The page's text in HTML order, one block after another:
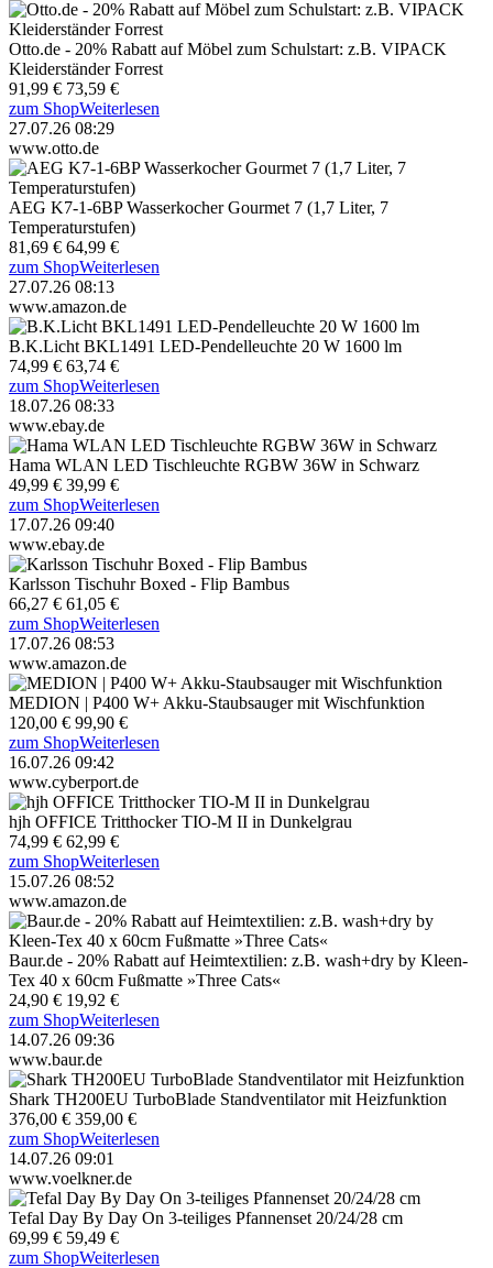
Otto.de - 20% Rabatt auf Möbel zum Schulstart: z.B. VIPACK
Kleiderständer Forrest
91,99 € 73,59 €
zum ShopWeiterlesen
27.07.26 08:29
www.otto.de
AEG K7-1-6BP Wasserkocher Gourmet 7 (1,7 Liter, 7
Temperaturstufen)
81,69 € 64,99 €
zum ShopWeiterlesen
27.07.26 08:13
www.amazon.de
B.K.Licht BKL1491 LED-Pendelleuchte 20 W 1600 lm
74,99 € 63,74 €
zum ShopWeiterlesen
18.07.26 08:33
www.ebay.de
Hama WLAN LED Tischleuchte RGBW 36W in Schwarz
49,99 € 39,99 €
zum ShopWeiterlesen
17.07.26 09:40
www.ebay.de
Karlsson Tischuhr Boxed - Flip Bambus
66,27 € 61,05 €
zum ShopWeiterlesen
17.07.26 08:53
www.amazon.de
MEDION | P400 W+ Akku-Staubsauger mit Wischfunktion
120,00 € 99,90 €
zum ShopWeiterlesen
16.07.26 09:42
www.cyberport.de
hjh OFFICE Tritthocker TIO-M II in Dunkelgrau
74,99 € 62,99 €
zum ShopWeiterlesen
15.07.26 08:52
www.amazon.de
Baur.de - 20% Rabatt auf Heimtextilien: z.B. wash+dry by Kleen-
Tex 40 x 60cm Fußmatte »Three Cats«
24,90 € 19,92 €
zum ShopWeiterlesen
14.07.26 09:36
www.baur.de
Shark TH200EU TurboBlade Standventilator mit Heizfunktion
376,00 € 359,00 €
zum ShopWeiterlesen
14.07.26 09:01
www.voelkner.de
Tefal Day By Day On 3-teiliges Pfannenset 20/24/28 cm
69,99 € 59,49 €
zum ShopWeiterlesen